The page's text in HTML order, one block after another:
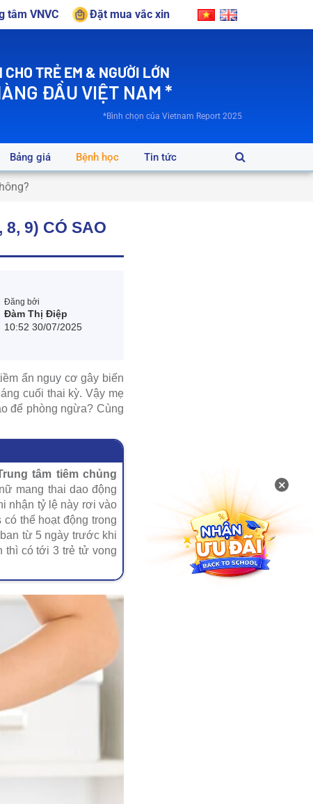
tâm VNVC Đặt mua vắc xin
TRẺ EM & NGƯỜI LỚN
ĐẦU VIỆT NAM *
*Bình chọn của Vietnam Report 2025
Bảng giá Bệnh học Tin tức
9) CÓ SAO
Đăng bởi
Đàm Thị Điệp
10:52 30/07/2025
ẩn nguy cơ gây biến
cuối thai kỳ. Vậy mẹ
để phòng ngừa? Cùng
tâm tiêm chủng
mang thai dao động
nhận tỷ lệ này rơi vào
thể hoạt động trong
từ 5 ngày trước khi
thì có tới 3 trẻ tử vong
×